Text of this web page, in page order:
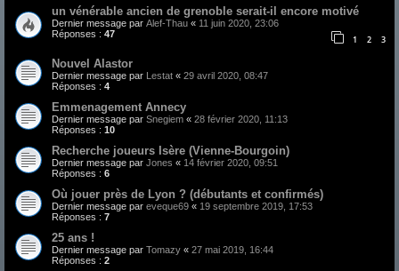
un vénérable ancien de grenoble serait-il encore motivé
Dernier message par Alef-Thau « 11 juin 2020, 23:06
Réponses : 47 1 2 3
Nouvel Alastor
Dernier message par Lestat « 29 avril 2020, 08:47
Réponses : 4
Emmenagement Annecy
Dernier message par Snegiem « 28 février 2020, 11:13
Réponses : 10
Recherche joueurs Isère (Vienne-Bourgoin)
Dernier message par Jones « 14 février 2020, 09:51
Réponses : 6
Où jouer près de Lyon ? (débutants et confirmés)
Dernier message par eveque69 « 19 septembre 2019, 17:53
Réponses : 7
25 ans !
Dernier message par Tomazy « 27 mai 2019, 16:44
Réponses : 2